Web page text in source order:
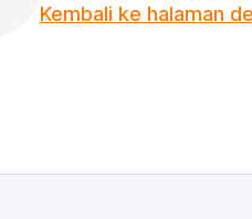
Kembali ke halaman